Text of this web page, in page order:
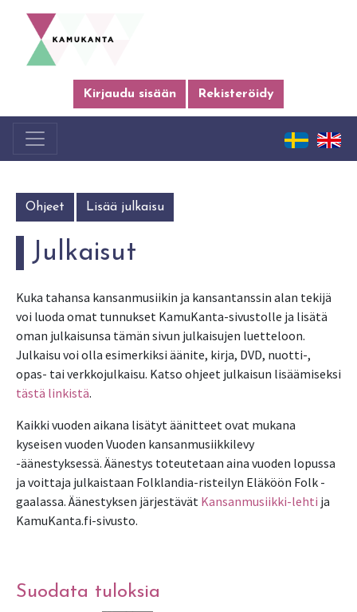
Kirjaudu sisään Rekisteröidy
Ohjeet Lisää julkaisu
Julkaisut
Kuka tahansa kansanmusiikin ja kansantanssin alan tekijä
voi luoda omat tunnukset KamuKanta-sivustolle ja lisätä
oman julkaisunsa tämän sivun julkaisujen luetteloon.
Julkaisu voi olla esimerkiksi äänite, kirja, DVD, nuotti-,
opas- tai verkkojulkaisu. Katso ohjeet julkaisun lisäämiseksi
tästä linkistä.
Kaikki vuoden aikana lisätyt äänitteet ovat mukana
kyseisen vuoden Vuoden kansanmusiikkilevy
-äänestyksessä. Äänestys toteutetaan aina vuoden lopussa
ja voittaja julkaistaan Folklandia-risteilyn Eläköön Folk -
gaalassa. Äänestyksen järjestävät Kansanmusiikki-lehti ja
KamuKanta.fi-sivusto.
Suodata tuloksia